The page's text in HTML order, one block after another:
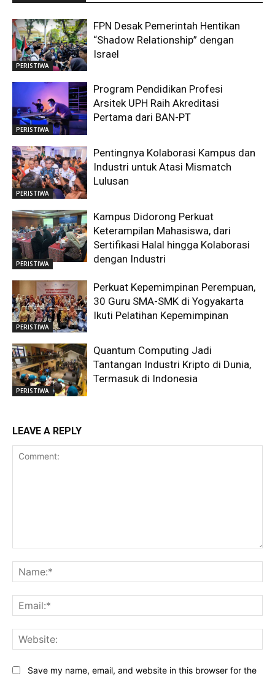
PERISTIWA
FPN Desak Pemerintah Hentikan
“Shadow Relationship” dengan
Israel
PERISTIWA
Program Pendidikan Profesi
Arsitek UPH Raih Akreditasi
Pertama dari BAN-PT
PERISTIWA
Pentingnya Kolaborasi Kampus dan
Industri untuk Atasi Mismatch
Lulusan
PERISTIWA
Kampus Didorong Perkuat
Keterampilan Mahasiswa, dari
Sertifikasi Halal hingga Kolaborasi
dengan Industri
PERISTIWA
Perkuat Kepemimpinan Perempuan,
30 Guru SMA-SMK di Yogyakarta
Ikuti Pelatihan Kepemimpinan
PERISTIWA
Quantum Computing Jadi
Tantangan Industri Kripto di Dunia,
Termasuk di Indonesia
LEAVE A REPLY
Save my name, email, and website in this browser for the